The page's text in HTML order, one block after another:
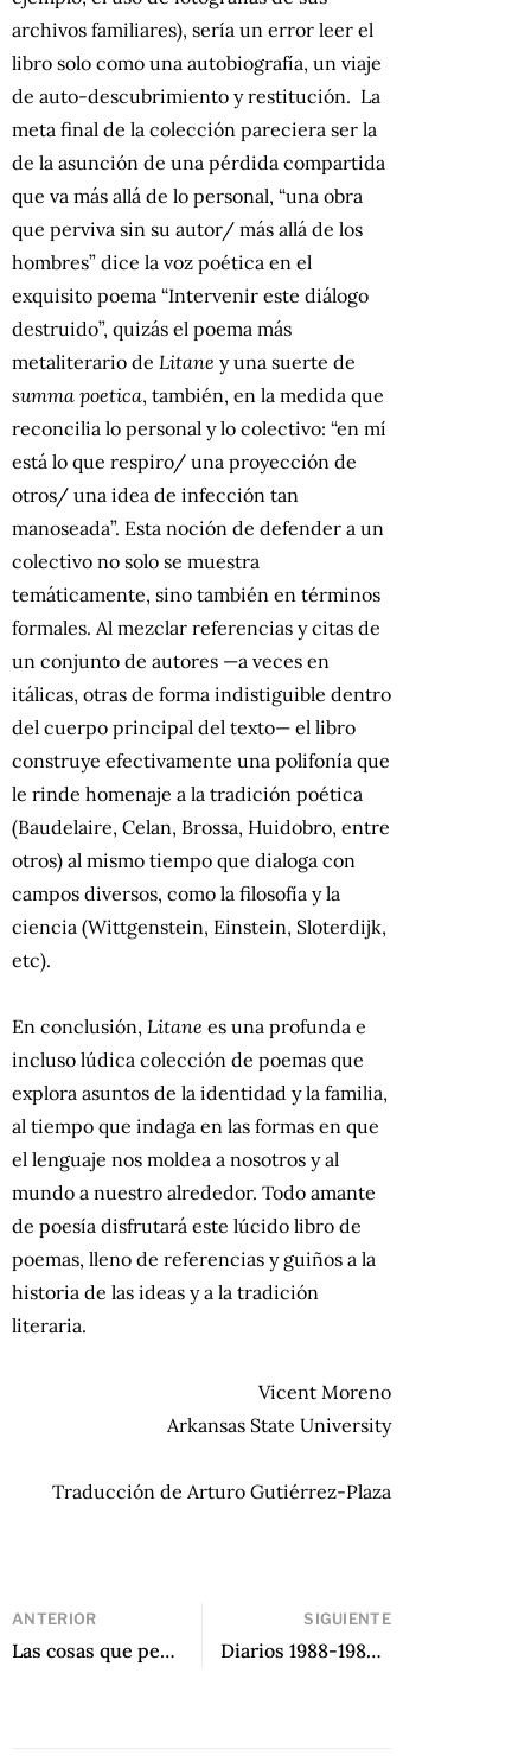
archivos familiares), sería un error leer el
libro solo como una autobiografía, un viaje
de auto-descubrimiento y restitución. La
meta final de la colección pareciera ser la
de la asunción de una pérdida compartida
que va más allá de lo personal, “una obra
que perviva sin su autor/ más allá de los
hombres” dice la voz poética en el
exquisito poema “Intervenir este diálogo
destruido”, quizás el poema más
metaliterario de Litane y una suerte de
summa poetica, también, en la medida que
reconcilia lo personal y lo colectivo: “en mí
está lo que respiro/ una proyección de
otros/ una idea de infección tan
manoseada”. Esta noción de defender a un
colectivo no solo se muestra
temáticamente, sino también en términos
formales. Al mezclar referencias y citas de
un conjunto de autores —a veces en
itálicas, otras de forma indistiguible dentro
del cuerpo principal del texto— el libro
construye efectivamente una polifonía que
le rinde homenaje a la tradición poética
(Baudelaire, Celan, Brossa, Huidobro, entre
otros) al mismo tiempo que dialoga con
campos diversos, como la filosofía y la
ciencia (Wittgenstein, Einstein, Sloterdijk,
etc).
En conclusión, Litane es una profunda e
incluso lúdica colección de poemas que
explora asuntos de la identidad y la familia,
al tiempo que indaga en las formas en que
el lenguaje nos moldea a nosotros y al
mundo a nuestro alrededor. Todo amante
de poesía disfrutará este lúcido libro de
poemas, lleno de referencias y guiños a la
historia de las ideas y a la tradición
literaria.
Vicent Moreno
Arkansas State University
Traducción de Arturo Gutiérrez-Plaza
ANTERIOR
Las cosas que perdimos en el fuego de Mariana Enríquez
SIGUIENTE
Diarios 1988-1989: La insubordinación de los márgenes de Victoria de Stefano